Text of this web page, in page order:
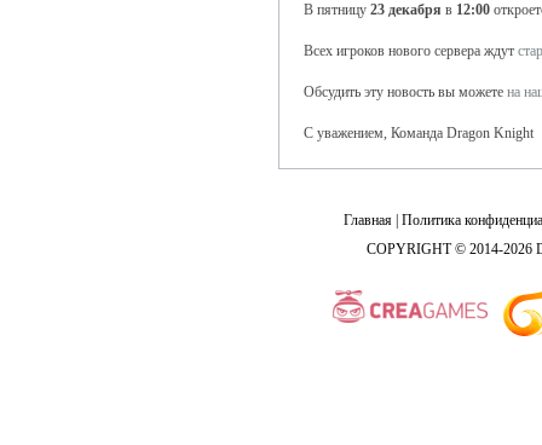
В пятницу 23 декабря в 12:00
Всех игроков нового сервера ждут
Обсудить эту новость вы можете на
С уважением, Команда Dragon Knight
Главная Политика
COPYRIGHT © 2014-2026